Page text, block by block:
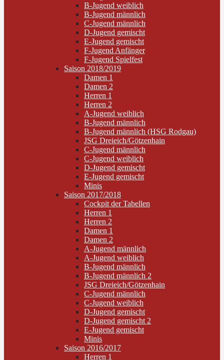
B-Jugend weiblich
B-Jugend männlich
C-Jugend männlich
D-Jugend gemischt
E-Jugend gemischt
F-Jugend Anfänger
F-Jugend Spielfest
Saison 2018/2019
Damen 1
Damen 2
Herren 1
Herren 2
A-Jugend weiblich
B-Jugend männlich
B-Jugend männlich (HSG Rodgau)
JSG Dreieich/Götzenhain
C-Jugend männlich
C-Jugend weiblich
D-Jugend gemischt
E-Jugend gemischt
Minis
Saison 2017/2018
Cockpit der Tabellen
Herren 1
Herren 2
Damen 1
Damen 2
A-Jugend männlich
A-Jugend weiblich
B-Jugend männlich
B-Jugend männlich 2
JSG Dreieich/Götzenhain
C-Jugend männlich
C-Jugend weiblich
D-Jugend gemischt
D-Jugend gemischt 2
E-Jugend gemischt
Minis
Saison 2016/2017
Herren 1